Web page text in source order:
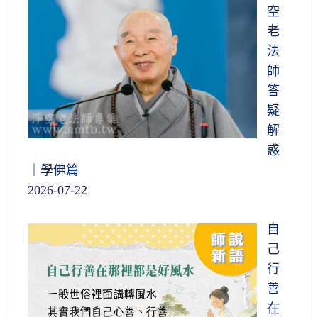
空
老
法
師
答
疑
解
惑
｜學佛篇
2026-07-22
自
己
行
善
在